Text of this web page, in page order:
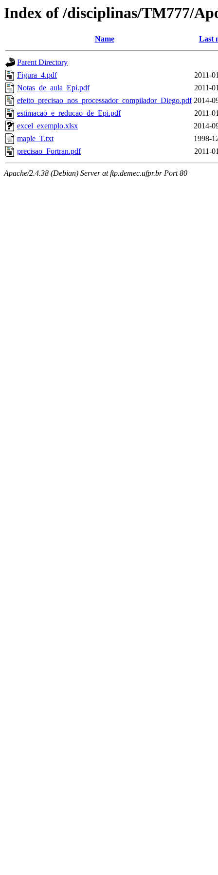
Index of /disciplinas/TM777/
Name Last
Parent Directory
Figura_4.pdf
2011-
Notas_de_aula_Epi.pdf
2011-
efeito_precisao_nos_processador_compilador_Diego.pdf 2014-
estimacao_e_reducao_de_Epi.pdf
2011-
excel_exemplo.xlsx
2014-
maple_T.txt
1998-
precisao_Fortran.pdf
2011-
Apache/2.4.38 (Debian) Server at ftp.demec.ufpr.br Port 80